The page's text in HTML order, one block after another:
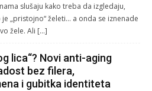
slušaju kako treba da izgledaju,
„pristojno“ želeti… a onda se iznenade
žele. Ali […]
lica“? Novi anti-aging
bez filera,
i gubitka identiteta